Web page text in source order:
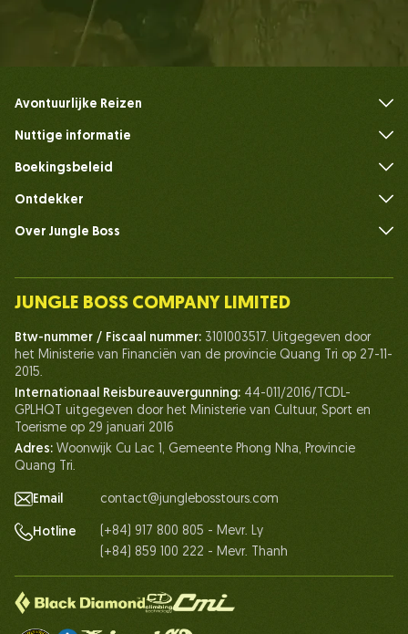
Avontuurlijke Reizen
Nuttige informatie
Boekingsbeleid
Ontdekker
Over Jungle Boss
Ons team
Leven bij Jungle Boss
Onze certificaten
Partnerschap
Neem contact met ons op
JUNGLE BOSS COMPANY LIMITED
Btw-nummer / Fiscaal nummer: 3101003517. Uitgegeven door
het Ministerie van Financiën van de provincie Quang Tri op 27-11-
2015.
Internationaal Reisbureauvergunning: 44-011/2016/TCDL-
GPLHQT uitgegeven door het Ministerie van Cultuur, Sport en
Toerisme op 29 januari 2016
Adres: Woonwijk Cu Lac 1, Gemeente Phong Nha, Provincie
Quang Tri.
Email contact@junglebosstours.com
Hotline
(+84) 917 800 805 - Mevr. Ly
(+84) 859 100 222 - Mevr. Thanh